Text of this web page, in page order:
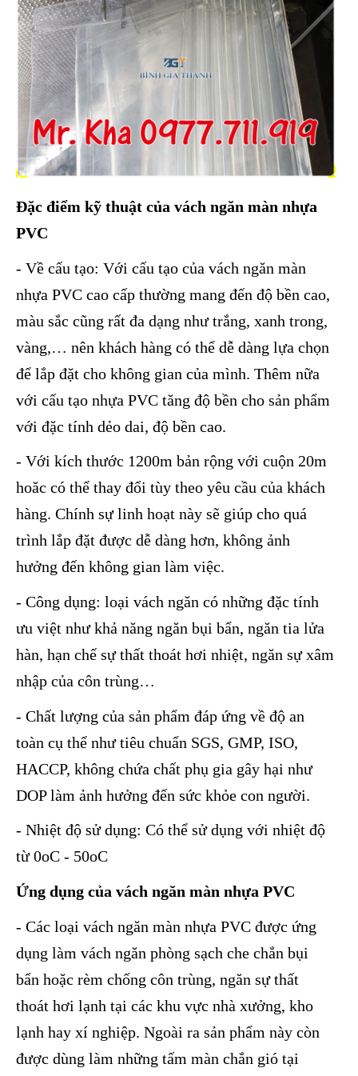
Đặc điểm kỹ thuật của vách ngăn màn nhựa
PVC
- Về cấu tạo: Với cấu tạo của vách ngăn màn
nhựa PVC cao cấp thường mang đến độ bền cao,
màu sắc cũng rất đa dạng như trắng, xanh trong,
vàng,… nên khách hàng có thể dễ dàng lựa chọn
để lắp đặt cho không gian của mình. Thêm nữa
với cấu tạo nhựa PVC tăng độ bền cho sản phẩm
với đặc tính dẻo dai, độ bền cao.
- Với kích thước 1200m bản rộng với cuộn 20m
hoăc có thể thay đổi tùy theo yêu cầu của khách
hàng. Chính sự linh hoạt này sẽ giúp cho quá
trình lắp đặt được dễ dàng hơn, không ảnh
hưởng đến không gian làm việc.
- Công dụng: loại vách ngăn có những đặc tính
ưu việt như khả năng ngăn bụi bẩn, ngăn tia lửa
hàn, hạn chế sự thất thoát hơi nhiệt, ngăn sự xâm
nhập của côn trùng…
- Chất lượng của sản phẩm đáp ứng về độ an
toàn cụ thể như tiêu chuẩn SGS, GMP, ISO,
HACCP, không chứa chất phụ gia gây hại như
DOP làm ảnh hưởng đến sức khỏe con người.
- Nhiệt độ sử dụng: Có thể sử dụng với nhiệt độ
từ 0oC - 50oC
Ứng dụng của vách ngăn màn nhựa PVC
- Các loại vách ngăn màn nhựa PVC được ứng
dụng làm vách ngăn phòng sạch che chắn bụi
bẩn hoặc rèm chống côn trùng, ngăn sự thất
thoát hơi lạnh tại các khu vực nhà xưởng, kho
lạnh hay xí nghiệp. Ngoài ra sản phẩm này còn
được dùng làm những tấm màn chắn gió tại